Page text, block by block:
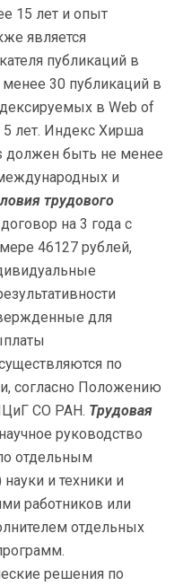
15 лет и опыт
является
публикаций в
30 публикаций в
в Web of
5 лет. Индекс Хирша
должен быть не менее
и
трудового
на 3 года с
46127 рублей,
для
по
согласно Положению
СО РАН. Трудовая
руководство
отдельным
и техники и
работников или
отдельных
решения по